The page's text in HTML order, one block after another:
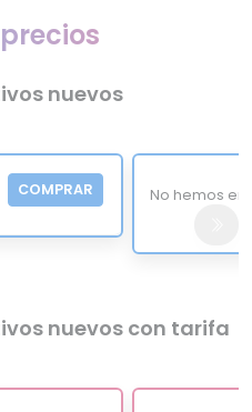
nuevos
COMPRAR No hemos
nuevos con tarifa